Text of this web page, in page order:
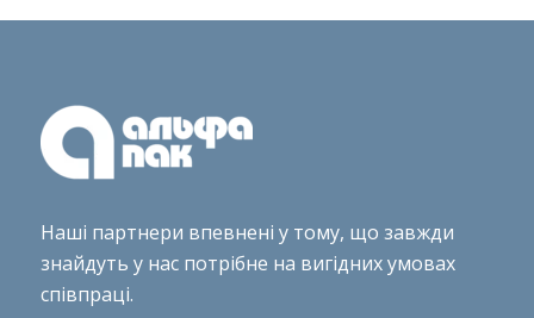
Наші партнери впевнені у тому, що завжди
знайдуть у нас потрібне на вигідних умовах
співпраці.